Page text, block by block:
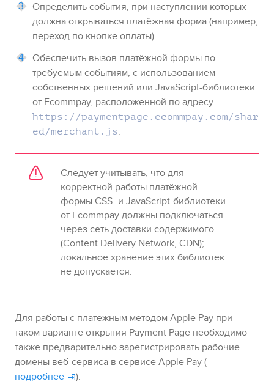
Определить события, при наступлении которых
должна открываться платёжная форма (например,
переход по кнопке оплаты).
Обеспечить вызов платёжной формы по
требуемым событиям, с использованием
собственных решений или JavaScript-библиотеки
от Ecommpay, расположенной по адресу
https://paymentpage.ecommpay.com/shar
ed/merchant.js.
Следует учитывать, что для
корректной работы платёжной
формы CSS- и JavaScript-библиотеки
от Ecommpay должны подключаться
через сеть доставки содержимого
(Content Delivery Network, CDN);
локальное хранение этих библиотек
не допускается.
Для работы с платёжным методом Apple Pay при
таком варианте открытия Payment Page необходимо
также предварительно зарегистрировать рабочие
домены веб-сервиса в сервисе Apple Pay (
подробнее
).